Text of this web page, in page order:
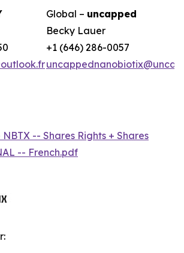
Global – uncapped
Becky Lauer
+1 (646) 286-0057
-- Shares Rights + Shares
-- French.pdf